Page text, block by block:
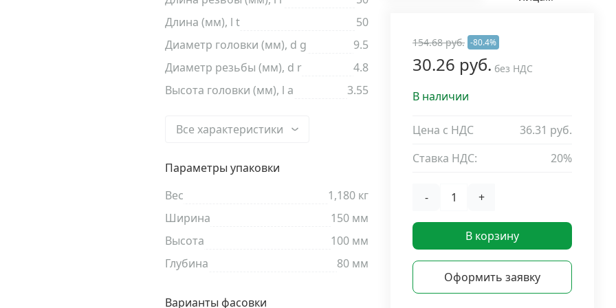
Длина (мм), l t
50
Диаметр головки (мм), d g
9.5
Диаметр резьбы (мм), d r
4.8
Высота головки (мм), l a
3.55
Все характеристики
Параметры упаковки
Вес
1,180 кг
Ширина
150 мм
Высота
100 мм
Глубина
80 мм
Варианты фасовки
154.68 руб. -80.4%
30.26 руб. без НДС
В наличии
Цена с НДС
36.31 руб.
Ставка НДС:
20%
- +
В корзину
Оформить заявку